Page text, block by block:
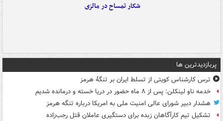
شکار تمساح در مالزی
پربازدیدترین ها
ترس کارشناس کویتی از تسلط ایران بر تنگۀ هرمز
خدمه ناو لینکلن: پس از ۸ ماه حضور در دریا خسته و درمانده‌ شدیم
هشدار دبیر شورای عالی امنیت ملی به امریکا درباره تنگه هرمز
تشکیل تیم کارآگاهان زبده برای دستگیری عاملان قتل رجب‌زاده